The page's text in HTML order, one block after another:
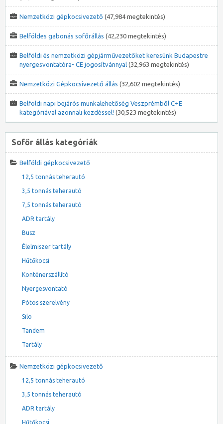
Nemzetközi gépkocsivezető (47,984 megtekintés)
Belföldes gabonás sofőrállás (42,230 megtekintés)
Belföldi és nemzetközi gépjárművezetőket keresünk Budapestre
nyergesvontatóra- CE jogosítvánnyal (32,963 megtekintés)
Nemzetközi Gépkocsivezető állás (32,602 megtekintés)
Belföldi napi bejárós munkalehetőség Veszprémből C+E
kategóriával azonnali kezdéssel! (30,523 megtekintés)
Sofőr állás kategóriák
Belföldi gépkocsivezető
12,5 tonnás teherautó
3,5 tonnás teherautó
7,5 tonnás teherautó
ADR tartály
Busz
Élelmiszer tartály
Hűtőkocsi
Konténerszállító
Nyergesvontató
Pótos szerelvény
Silo
Tandem
Tartály
Nemzetközi gépkocsivezető
12,5 tonnás teherautó
3,5 tonnás teherautó
ADR tartály
Hűtőkocsi